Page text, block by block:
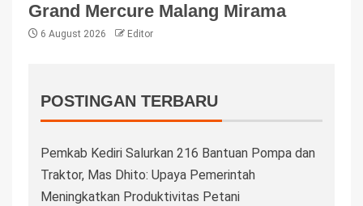
Grand Mercure Malang Mirama
6 August 2026 Editor
POSTINGAN TERBARU
Pemkab Kediri Salurkan 216 Bantuan Pompa dan
Traktor, Mas Dhito: Upaya Pemerintah
Meningkatkan Produktivitas Petani